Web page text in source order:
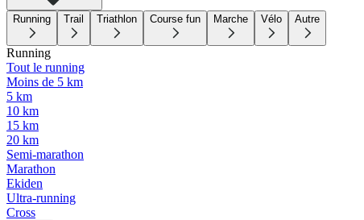
Running Trail Triathlon Course fun Marche Vélo Autre
Running
Tout le running
Moins de 5 km
5 km
10 km
15 km
20 km
Semi-marathon
Marathon
Ekiden
Ultra-running
Cross